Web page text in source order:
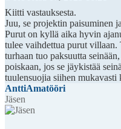
Kiitti vastauksesta.
Juu, se projektin paisuminen
Purut on kyllä aika hyvin
tulee vaihdettua purut
turhaan tuo paksuutta
poiskaan, jos se jäykistää
tuulensuojia siihen mukavasti
AnttiAmatööri
Jäsen